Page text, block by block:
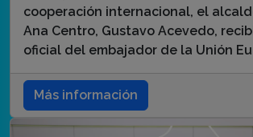
cooperación internacional, el
Ana Centro, Gustavo Acevedo,
oficial del embajador de la Unión
Más información